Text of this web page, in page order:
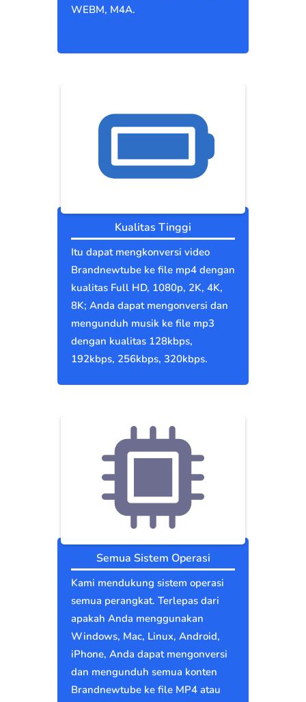
WEBM, M4A.
Kualitas Tinggi
Itu dapat mengkonversi video
Brandnewtube ke file mp4 dengan
kualitas Full HD, 1080p, 2K, 4K,
8K; Anda dapat mengonversi dan
mengunduh musik ke file mp3
dengan kualitas 128kbps,
192kbps, 256kbps, 320kbps.
Semua Sistem Operasi
Kami mendukung sistem operasi
semua perangkat. Terlepas dari
apakah Anda menggunakan
Windows, Mac, Linux, Android,
iPhone, Anda dapat mengonversi
dan mengunduh semua konten
Brandnewtube ke file MP4 atau